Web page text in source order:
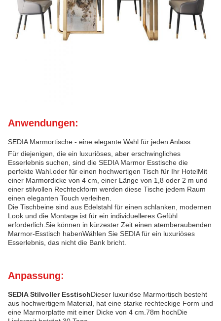
Anwendungen:
SEDIA Marmortische - eine elegante Wahl für jeden Anlass
Für diejenigen, die ein luxuriöses, aber erschwingliches
Esserlebnis suchen, sind die SEDIA Marmor Esstische die
perfekte Wahl.oder für einen hochwertigen Tisch für Ihr HotelMit
einer Marmordicke von 4 cm, einer Länge von 1,8 oder 2 m und
einer stilvollen Rechteckform werden diese Tische jedem Raum
einen eleganten Touch verleihen.
Die Tischbeine sind aus Edelstahl für einen schlanken, modernen
Look und die Montage ist für ein individuelleres Gefühl
erforderlich.Sie können in kürzester Zeit einen atemberaubenden
Marmor-Esstisch habenWählen Sie SEDIA für ein luxuriöses
Esserlebnis, das nicht die Bank bricht.
Anpassung:
SEDIA Stilvoller EsstischDieser luxuriöse Marmortisch besteht
aus hochwertigem Material, hat eine starke rechteckige Form und
eine Marmorplatte mit einer Dicke von 4 cm.78m hochDie